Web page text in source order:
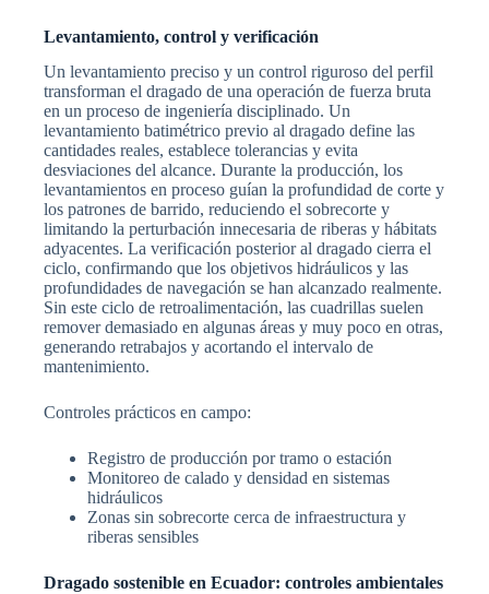
Levantamiento, control y verificación
Un levantamiento preciso y un control riguroso del perfil
transforman el dragado de una operación de fuerza bruta
en un proceso de ingeniería disciplinado. Un
levantamiento batimétrico previo al dragado define las
cantidades reales, establece tolerancias y evita
desviaciones del alcance. Durante la producción, los
levantamientos en proceso guían la profundidad de corte y
los patrones de barrido, reduciendo el sobrecorte y
limitando la perturbación innecesaria de riberas y hábitats
adyacentes. La verificación posterior al dragado cierra el
ciclo, confirmando que los objetivos hidráulicos y las
profundidades de navegación se han alcanzado realmente.
Sin este ciclo de retroalimentación, las cuadrillas suelen
remover demasiado en algunas áreas y muy poco en otras,
generando retrabajos y acortando el intervalo de
mantenimiento.
Controles prácticos en campo:
Registro de producción por tramo o estación
Monitoreo de calado y densidad en sistemas
hidráulicos
Zonas sin sobrecorte cerca de infraestructura y
riberas sensibles
Dragado sostenible en Ecuador: controles ambientales